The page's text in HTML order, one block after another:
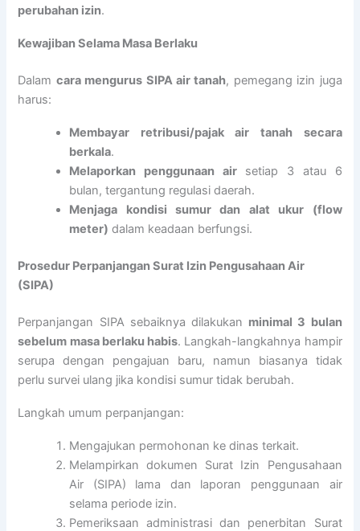
perubahan izin.
Kewajiban Selama Masa Berlaku
Dalam cara mengurus SIPA air tanah, pemegang izin juga
harus:
Membayar retribusi/pajak air tanah secara
berkala.
Melaporkan penggunaan airsetiap 3 atau 6
bulan, tergantung regulasi daerah.
Menjaga kondisi sumur dan alat ukur (flow
meter) dalam keadaan berfungsi.
Prosedur Perpanjangan Surat Izin Pengusahaan Air
(SIPA)
Perpanjangan SIPA sebaiknya dilakukan minimal 3 bulan
sebelum masa berlaku habis. Langkah-langkahnya hampir
serupa dengan pengajuan baru, namun biasanya tidak
perlu survei ulang jika kondisi sumur tidak berubah.
Langkah umum perpanjangan:
Mengajukan permohonan ke dinas terkait.
Melampirkan dokumen Surat Izin Pengusahaan
Air (SIPA) lama dan laporan penggunaan air
selama periode izin.
Pemeriksaan administrasi dan penerbitan Surat